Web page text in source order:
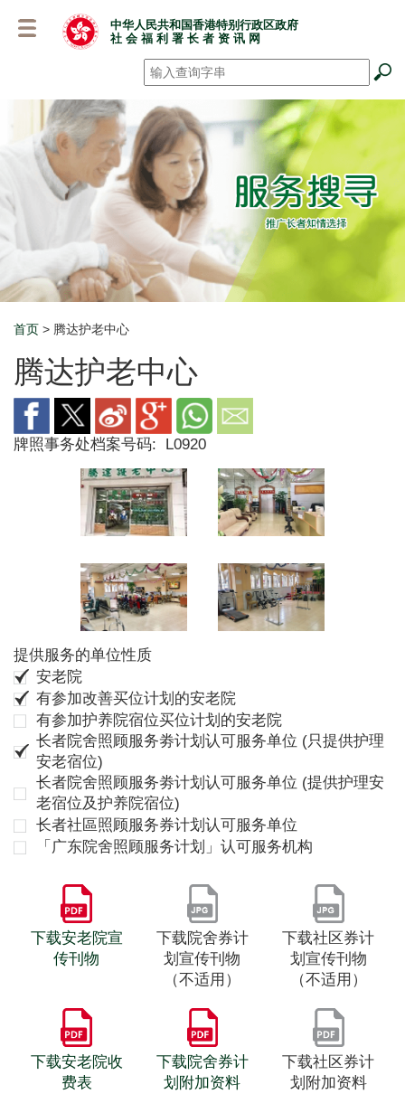
中华人民共和国香港特别行政区政府
社 会 福 利 署 长 者 资 讯 网
搜寻 *
Breadcrumb
首页 > 腾达护老中心
腾达护老中心
牌照事务处档案号码: L0920
提供服务的单位性质
安老院
有参加改善买位计划的安老院
有参加护养院宿位买位计划的安老院
长者院舍照顾服务劵计划认可服务单位 (只提供护理
安老宿位)
长者院舍照顾服务劵计划认可服务单位 (提供护理安
老宿位及护养院宿位)
长者社區照顾服务券计划认可服务单位
「广东院舍照顾服务计划」认可服务机构
下载安老院宣
传刊物
下载院舍券计
划宣传刊物
（不适用）
下载社区券计
划宣传刊物
（不适用）
下载安老院收
费表
下载院舍券计
划附加资料
下载社区券计
划附加资料